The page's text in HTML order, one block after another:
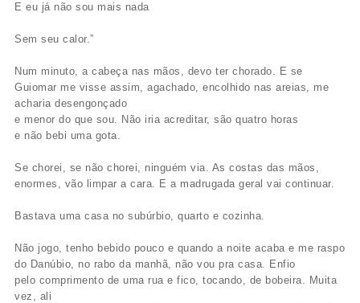
E eu já não sou mais nada
Sem seu calor.”
Num minuto, a cabeça nas mãos, devo ter chorado. E se
Guiomar me visse assim, agachado, encolhido nas areias, me
acharia desengonçado
e menor do que sou. Não iria acreditar, são quatro horas
e não bebi uma gota.
Se chorei, se não chorei, ninguém via. As costas das mãos,
enormes, vão limpar a cara. E a madrugada geral vai continuar.
Bastava uma casa no subúrbio, quarto e cozinha.
Não jogo, tenho bebido pouco e quando a noite acaba e me raspo
do Danúbio, no rabo da manhã, não vou pra casa. Enfio
pelo comprimento de uma rua e fico, tocando, de bobeira. Muita
vez, ali